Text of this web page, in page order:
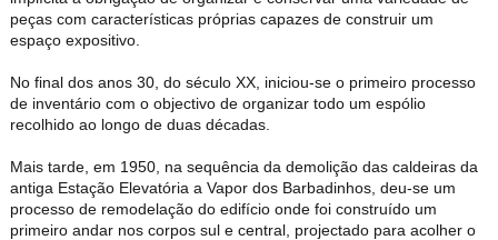
peças com características próprias capazes de construir um
espaço expositivo.
No final dos anos 30, do século XX, iniciou-se o primeiro processo
de inventário com o objectivo de organizar todo um espólio
recolhido ao longo de duas décadas.
Mais tarde, em 1950, na sequência da demolição das caldeiras da
antiga Estação Elevatória a Vapor dos Barbadinhos, deu-se um
processo de remodelação do edifício onde foi construído um
primeiro andar nos corpos sul e central, projectado para acolher o